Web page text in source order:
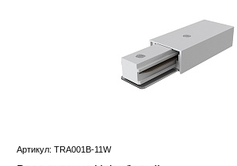
Артикул: TRA001B-11W